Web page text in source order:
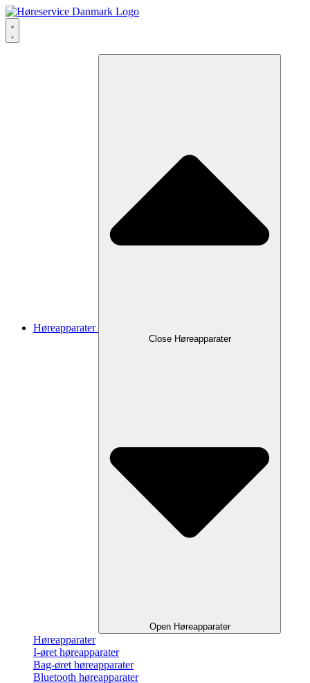
Videre
til
indhold
Høreapparater
Close Høreapparater
Open Høreapparater
Høreapparater
I-øret høreapparater
Bag-øret høreapparater
Bluetooth høreapparater